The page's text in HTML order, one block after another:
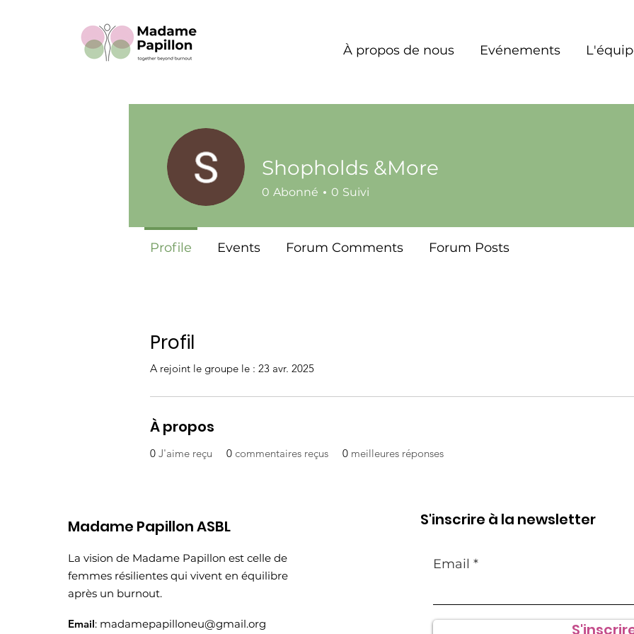
À propos de nous Evénements
Profil
A rejoint le groupe le : 23 avr. 2025
À propos
0 J'aime reçu 0 commentaires reçus 0 meilleures réponses
Shopholds &More
0 Abonné 0 Suivi
Profile Events Forum Comments Forum Posts
Madame Papillon ASBL
La vision de Madame Papillon est celle de
femmes résilientes qui vivent en équilibre
après un burnout.
Email: madamepapilloneu@gmail.org
S'inscrire à la newsletter
Email